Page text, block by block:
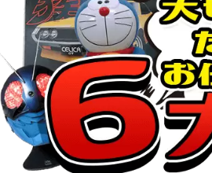
キリト（SR★★★/パラレル）【UA15BT/
花海 咲季（SR★★★/パラレル）【
C.C.（UR）【UAPR/CGH-2-066】